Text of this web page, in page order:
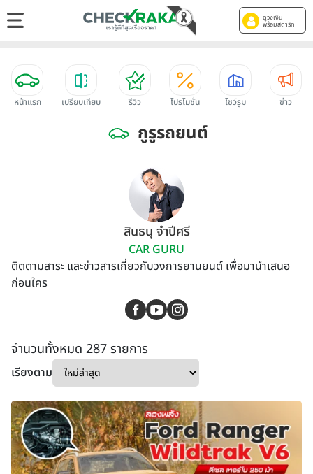
ดูวงเงิน
พร้อมสตาร์ท
หน้าแรก เปรียบเทียบ รีวิว โปรโมชั่น โชว์รูม ข่าว
กูรูรถยนต์
สินธนุ จำปีศรี
CAR GURU
ติตตามสาระ และข่าวสารเกี่ยวกับวงการยานยนต์ เพื่อมานำเสนอ
ก่อนใคร
จำนวนทั้งหมด 287 รายการ
เรียงตาม